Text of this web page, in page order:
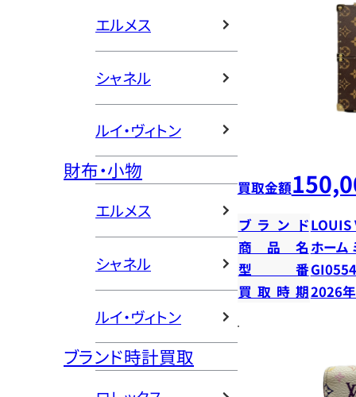
エルメス
シャネル
ルイ・ヴィトン
財布・小物
エルメス
シャネル
ルイ・ヴィトン
ブランド時計買取
買取金額
ブランドLOUIS
商品名 ホーム
型番GI0554
買取時期2026